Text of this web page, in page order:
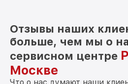
Отзывы наших
больше, чем мы о
сервисном центре
Москве